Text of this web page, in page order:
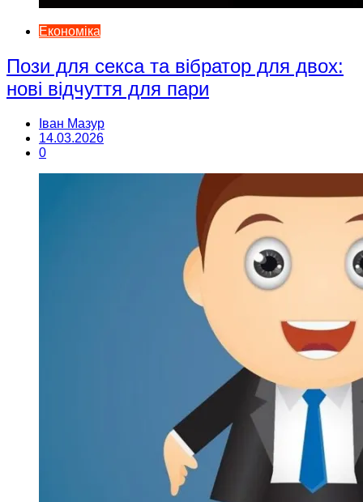
Економіка
Пози для секса та вібратор для двох:
нові відчуття для пари
Іван Мазур
14.03.2026
0